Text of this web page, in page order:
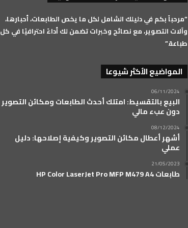
“مرحباً بكم في دليلك الشامل لكل ما يخص الطابعات، أحبارها،
وآلات التصوير، مع نصائح وخبرات تضمن لك أداءً احترافيًا في كل
طباعة.”
المواضيع الأكثر شيوعا
06/11/2024
البيع بالتقسيط: امتلك أحدث الطابعات ومكائن التصوير
دون عبء مالي
08/12/2024
أشهر أعطال مكائن التصوير وكيفية إصلاحها: دليل
عملي
21/05/2023
طابعات HP Color LaserJet Pro MFP M479 A4